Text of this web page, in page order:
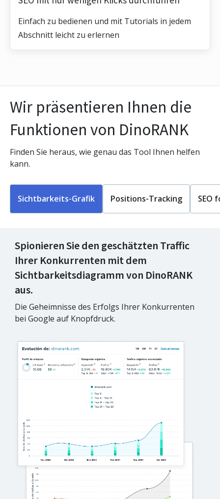
Einfach zu bedienen und mit Tutorials in jedem
Abschnitt leicht zu erlernen
Wir präsentieren Ihnen die
Funktionen von DinoRANK
Finden Sie heraus, wie genau das Tool Ihnen helfen
kann.
Sichtbarkeits-Grafik Positions-Tracking SEO
Spionieren Sie den geschätzten Traffic
Ihrer Konkurrenten mit dem
Sichtbarkeitsdiagramm von DinoRANK
aus.
Die Geheimnisse des Erfolgs Ihrer Konkurrenten
bei Google auf Knopfdruck.